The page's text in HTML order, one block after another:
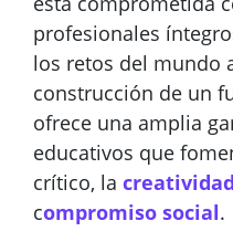
profesionales
los retos del mundo
construcción de un
ofrece una amplia
educativos que
crítico, la creatividad
compromiso social.